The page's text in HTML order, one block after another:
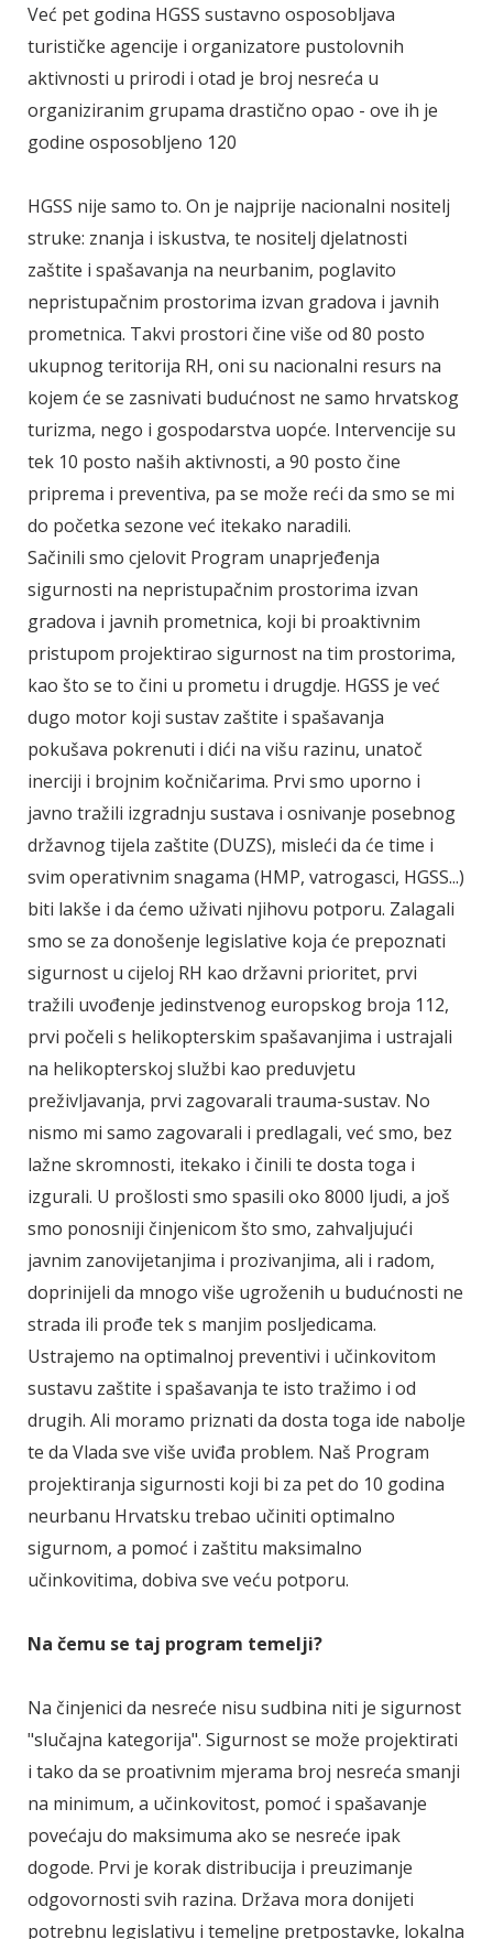
Već pet godina HGSS sustavno osposobljava
turističke agencije i organizatore pustolovnih
aktivnosti u prirodi i otad je broj nesreća u
organiziranim grupama drastično opao - ove ih je
godine osposobljeno 120
HGSS nije samo to. On je najprije nacionalni nositelj
struke: znanja i iskustva, te nositelj djelatnosti
zaštite i spašavanja na neurbanim, poglavito
nepristupačnim prostorima izvan gradova i javnih
prometnica. Takvi prostori čine više od 80 posto
ukupnog teritorija RH, oni su nacionalni resurs na
kojem će se zasnivati budućnost ne samo hrvatskog
turizma, nego i gospodarstva uopće. Intervencije su
tek 10 posto naših aktivnosti, a 90 posto čine
priprema i preventiva, pa se može reći da smo se mi
do početka sezone već itekako naradili.
Sačinili smo cjelovit Program unaprjeđenja
sigurnosti na nepristupačnim prostorima izvan
gradova i javnih prometnica, koji bi proaktivnim
pristupom projektirao sigurnost na tim prostorima,
kao što se to čini u prometu i drugdje. HGSS je već
dugo motor koji sustav zaštite i spašavanja
pokušava pokrenuti i dići na višu razinu, unatoč
inerciji i brojnim kočničarima. Prvi smo uporno i
javno tražili izgradnju sustava i osnivanje posebnog
državnog tijela zaštite (DUZS), misleći da će time i
svim operativnim snagama (HMP, vatrogasci, HGSS...)
biti lakše i da ćemo uživati njihovu potporu. Zalagali
smo se za donošenje legislative koja će prepoznati
sigurnost u cijeloj RH kao državni prioritet, prvi
tražili uvođenje jedinstvenog europskog broja 112,
prvi počeli s helikopterskim spašavanjima i ustrajali
na helikopterskoj službi kao preduvjetu
preživljavanja, prvi zagovarali trauma-sustav. No
nismo mi samo zagovarali i predlagali, već smo, bez
lažne skromnosti, itekako i činili te dosta toga i
izgurali. U prošlosti smo spasili oko 8000 ljudi, a još
smo ponosniji činjenicom što smo, zahvaljujući
javnim zanovijetanjima i prozivanjima, ali i radom,
doprinijeli da mnogo više ugroženih u budućnosti ne
strada ili prođe tek s manjim posljedicama.
Ustrajemo na optimalnoj preventivi i učinkovitom
sustavu zaštite i spašavanja te isto tražimo i od
drugih. Ali moramo priznati da dosta toga ide nabolje
te da Vlada sve više uviđa problem. Naš Program
projektiranja sigurnosti koji bi za pet do 10 godina
neurbanu Hrvatsku trebao učiniti optimalno
sigurnom, a pomoć i zaštitu maksimalno
učinkovitima, dobiva sve veću potporu.
Na čemu se taj program temelji?
Na činjenici da nesreće nisu sudbina niti je sigurnost
"slučajna kategorija". Sigurnost se može projektirati
i tako da se proativnim mjerama broj nesreća smanji
na minimum, a učinkovitost, pomoć i spašavanje
povećaju do maksimuma ako se nesreće ipak
dogode. Prvi je korak distribucija i preuzimanje
odgovornosti svih razina. Država mora donijeti
potrebnu legislativu i temeljne pretpostavke, lokalna